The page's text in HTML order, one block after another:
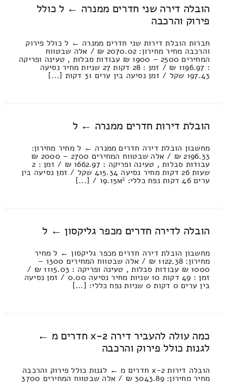
הובלה דירה שני חדרים ממנרה ← ל כולל
פירוק והרכבה
חברות הובלת דירות שני חדרים ממנרה ← ל כולל פירוק
והרכבה מחיר מחירון: 2070.02 ₪ / אלה שבטווח
המחירים 2500 – 1900 ₪ עבודות סבלות , טעינה ופריקה
: 1196.97 ₪ / זמן : 28 דקות 27 שניות מחיר נסיעה
197.43 שקל / זמן נסיעה בין ערים 31 דקות [...]
הובלת דירות חדרים ממנרה ← ל
מחשבון הובלת דירה חדרים ממנרה ← ל מחיר מחירון:
2196.33 ₪ / אלה שבטווח המחירים 2700 – 2000 ₪
עבודות סבלות , טעינה ופריקה : 1662.97 ₪ / זמן : 2
שעות 26 דקות מחיר נסיעה 415.34 שקל / זמן נסיעה בין
ערים 46 דקות נפח כללי: 19.15м³ / [...]
הובלה לדירה חדרים מכפר גליקסון ← ל
מחשבון הובלת דירה חדרים מכפר גליקסון ← ל מחיר
מחירון: 1122.38 ₪ / אלה שבטווח המחירים 1300 –
1000 ₪ עבודות סבלות , טעינה ופריקה : 1115.03 ₪ /
זמן : 49 דקות 10 שניות מחיר נסיעה 0.00 / זמן נסיעה
בין ערים 0 דקות 0 שניות נפח כללי: [...]
כמה עולה להעביר דירה 2-x חדרים מ ←
לגנות כולל פירוק והרכבה
הובלה דירות 2-x חדרים מ ← לגנות כולל פירוק והרכבה
מחיר מחירון: 3043.89 ₪ / אלה שבטווח המחירים 3700